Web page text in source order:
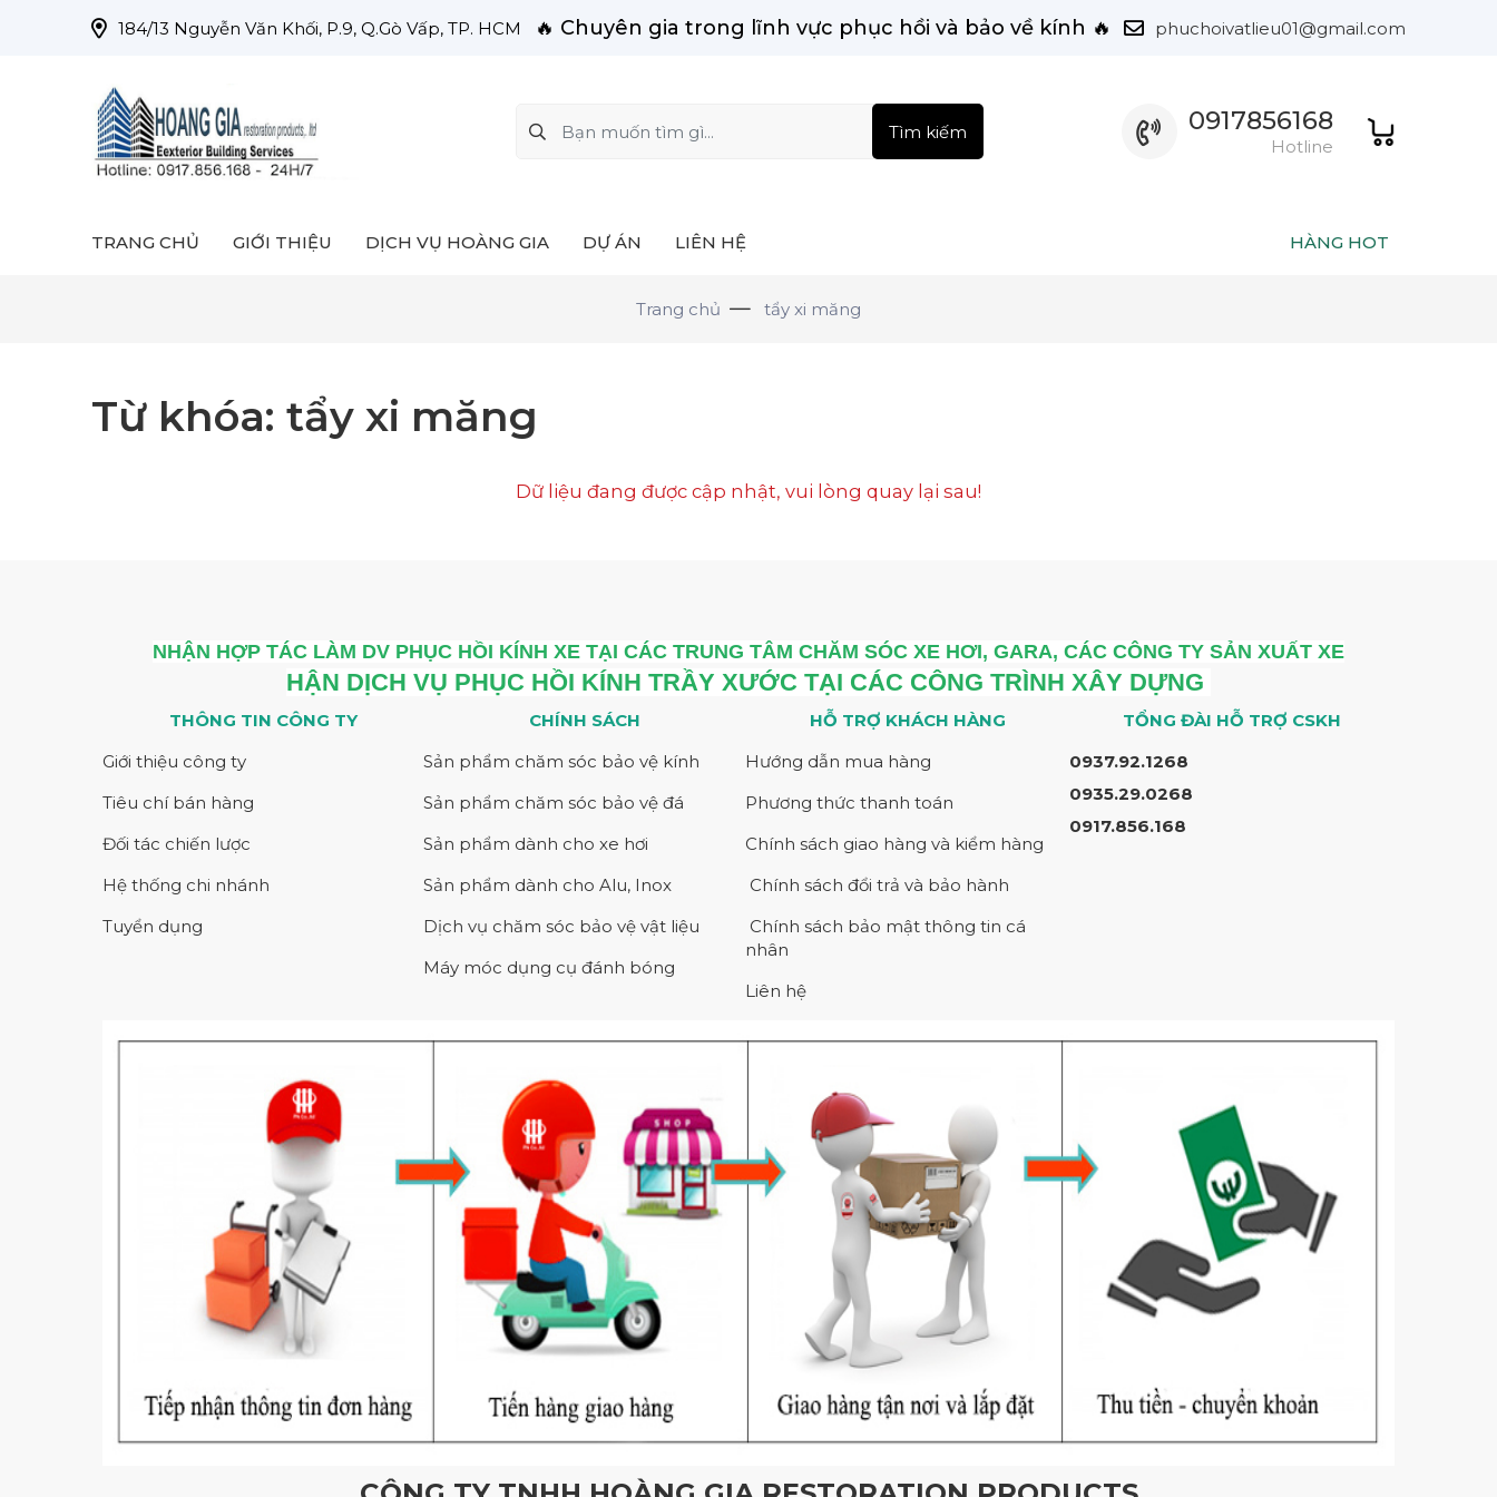
184/13 Nguyễn Văn Khối, P.9, Q.Gò Vấp, TP. HCM 🔥 Chuyên gia trong lĩnh vực phục hồi và bảo về kính 🔥 phuchoivatlieu01@gmail.com
Tìm kiếm 0917856168
Hotline
TRANG CHỦ GIỚI THIỆU DỊCH VỤ HOÀNG GIA DỰ ÁN LIÊN HỆ HÀNG HOT
Trang chủ tẩy xi măng
Từ khóa: tẩy xi măng
Dữ liệu đang được cập nhật, vui lòng quay lại sau!
NHẬN HỢP TÁC LÀM DV PHỤC HỒI KÍNH XE TẠI CÁC TRUNG TÂM CHĂM SÓC XE HƠI, GARA, CÁC CÔNG TY SẢN XUẤT XE
HẬN DỊCH VỤ PHỤC HỒI KÍNH TRẦY XƯỚC TẠI CÁC CÔNG TRÌNH XÂY DỰNG
THÔNG TIN CÔNG TY CHÍNH SÁCH HỖ TRỢ KHÁCH HÀNG
TỔNG ĐÀI HỖ TRỢ CSKH
Giới thiệu công ty
Tiêu chí bán hàng
Đối tác chiến lược
Hệ thống chi nhánh
Tuyển dụng
Sản phẩm chăm sóc bảo vệ kính
Sản phẩm chăm sóc bảo vệ đá
Sản phẩm dành cho xe hơi
Sản phẩm dành cho Alu, Inox
Dịch vụ chăm sóc bảo vệ vật liệu
Máy móc dụng cụ đánh bóng
Hướng dẫn mua hàng
Phương thức thanh toán
Chính sách giao hàng và kiểm hàng
Chính sách đổi trả và bảo hành
Chính sách bảo mật thông tin cá
nhân
Liên hệ
0937.92.1268
0935.29.0268
0917.856.168